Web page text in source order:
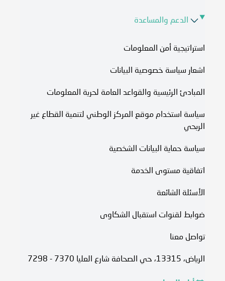
الدعم والمساعدة
استراتيجية أمن المعلومات
اشعار سياسة خصوصية البيانات
المبادئ الرئيسية والقواعد العامة لحرية المعلومات
سياسة استخدام موقع المركز الوطني لتنمية القطاع غير
الربحي
سياسة حماية البيانات الشخصية
اتفاقية مستوى الخدمة​
الأسئلة الشائعة
ضوابط لقنوات استقبال الشكاوى
تواصل معنا
الرياض، 13315، حي الصحافة شارع العليا 7370 - 7298